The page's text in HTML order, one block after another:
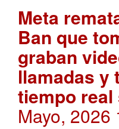
Meta
Ban que
graban
llamadas y
tiempo real
Mayo, 2026